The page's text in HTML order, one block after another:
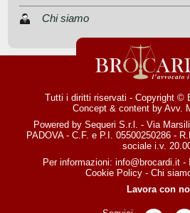
Chi siamo
Tutti i diritti riservati - Copyright ©
Concept & content by Avv.
Powered by Sequeri S.r.l. - Via
PADOVA - C.F. e P.I. 05500250286 -
sociale i.v.
Per informazioni: info@brocardi.it-
Cookie Policy - Chi
Lavora con